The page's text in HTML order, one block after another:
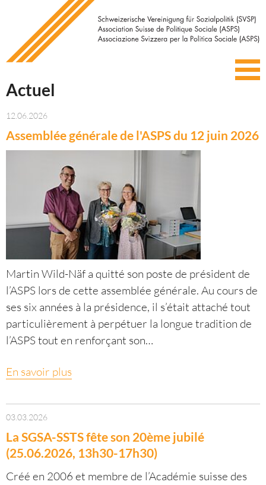
Actuel
12.06.2026
Assemblée générale de l'ASPS du 12 juin 2026
Martin Wild-Näf a quitté son poste de président de
l’ASPS lors de cette assemblée générale. Au cours de
ses six années à la présidence, il s’était attaché tout
particulièrement à perpétuer la longue tradition de
l’ASPS tout en renforçant son…
En savoir plus
03.03.2026
La SGSA-SSTS fête son 20ème jubilé
(25.06.2026, 13h30-17h30)
Créé en 2006 et membre de l’Académie suisse des